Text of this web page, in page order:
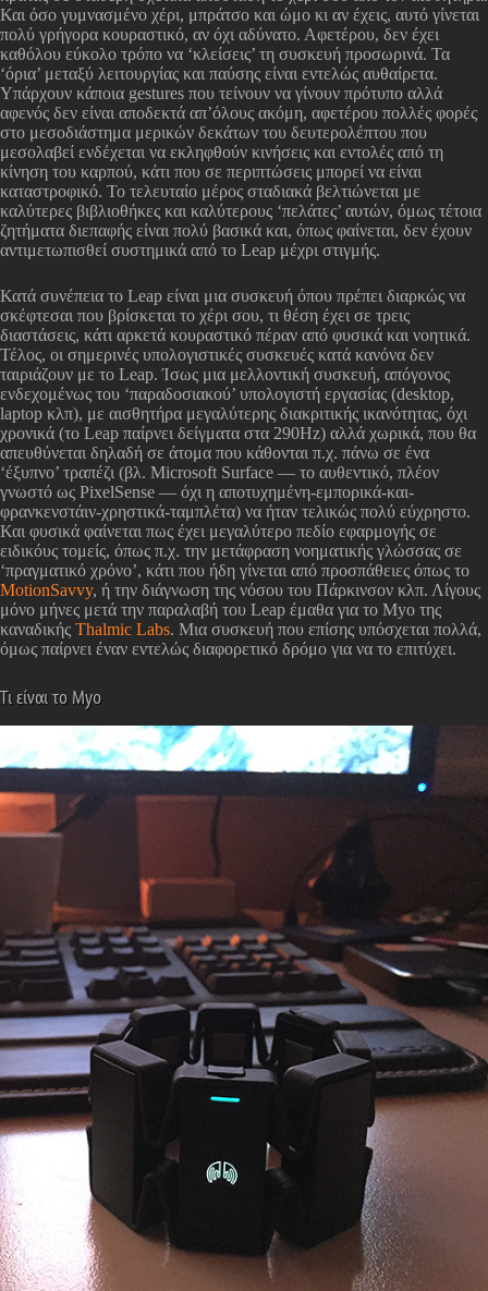
Και όσο γυμνασμένο χέρι, μπράτσο και ώμο κι αν έχεις, αυτό γίνεται
πολύ γρήγορα κουραστικό, αν όχι αδύνατο. Αφετέρου, δεν έχει
καθόλου εύκολο τρόπο να ‘κλείσεις’ τη συσκευή προσωρινά. Τα
‘όρια’ μεταξύ λειτουργίας και παύσης είναι εντελώς αυθαίρετα.
Υπάρχουν κάποια gestures που τείνουν να γίνουν πρότυπο αλλά
αφενός δεν είναι αποδεκτά απ’όλους ακόμη, αφετέρου πολλές φορές
στο μεσοδιάστημα μερικών δεκάτων του δευτερολέπτου που
μεσολαβεί ενδέχεται να εκληφθούν κινήσεις και εντολές από τη
κίνηση του καρπού, κάτι που σε περιπτώσεις μπορεί να είναι
καταστροφικό. Το τελευταίο μέρος σταδιακά βελτιώνεται με
καλύτερες βιβλιοθήκες και καλύτερους ‘πελάτες’ αυτών, όμως τέτοια
ζητήματα διεπαφής είναι πολύ βασικά και, όπως φαίνεται, δεν έχουν
αντιμετωπισθεί συστημικά από το Leap μέχρι στιγμής.
Κατά συνέπεια το Leap είναι μια συσκευή όπου πρέπει διαρκώς να
σκέφτεσαι που βρίσκεται το χέρι σου, τι θέση έχει σε τρεις
διαστάσεις, κάτι αρκετά κουραστικό πέραν από φυσικά και νοητικά.
Τέλος, οι σημερινές υπολογιστικές συσκευές κατά κανόνα δεν
ταιριάζουν με το Leap. Ίσως μια μελλοντική συσκευή, απόγονος
ενδεχομένως του ‘παραδοσιακού’ υπολογιστή εργασίας (desktop,
laptop κλπ), με αισθητήρα μεγαλύτερης διακριτικής ικανότητας, όχι
χρονικά (το Leap παίρνει δείγματα στα 290Hz) αλλά χωρικά, που θα
απευθύνεται δηλαδή σε άτομα που κάθονται π.χ. πάνω σε ένα
‘έξυπνο’ τραπέζι (βλ. Microsoft Surface — το αυθεντικό, πλέον
γνωστό ως PixelSense — όχι η αποτυχημένη-εμπορικά-και-
φρανκενστάιν-χρηστικά-ταμπλέτα) να ήταν τελικώς πολύ εύχρηστο.
Και φυσικά φαίνεται πως έχει μεγαλύτερο πεδίο εφαρμογής σε
ειδικόυς τομείς, όπως π.χ. την μετάφραση νοηματικής γλώσσας σε
‘πραγματικό χρόνο’, κάτι που ήδη γίνεται από προσπάθειες όπως το
MotionSavvy, ή την διάγνωση της νόσου του Πάρκινσον κλπ. Λίγους
μόνο μήνες μετά την παραλαβή του Leap έμαθα για το Myo της
καναδικής Thalmic Labs. Μια συσκευή που επίσης υπόσχεται πολλά,
όμως παίρνει έναν εντελώς διαφορετικό δρόμο για να το επιτύχει.
Τι είναι το Myo